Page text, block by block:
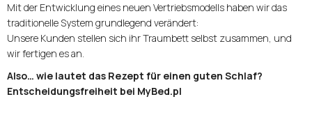
Sie haben noch kein Konto?
Mit der Entwicklung eines neuen Vertriebsmodells haben wir das
traditionelle System grundlegend verändert:
Unsere Kunden stellen sich ihr Traumbett selbst zusammen, und
wir fertigen es an.
Also… wie lautet das Rezept für einen guten Schlaf?
Entscheidungsfreiheit bei MyBed.pl